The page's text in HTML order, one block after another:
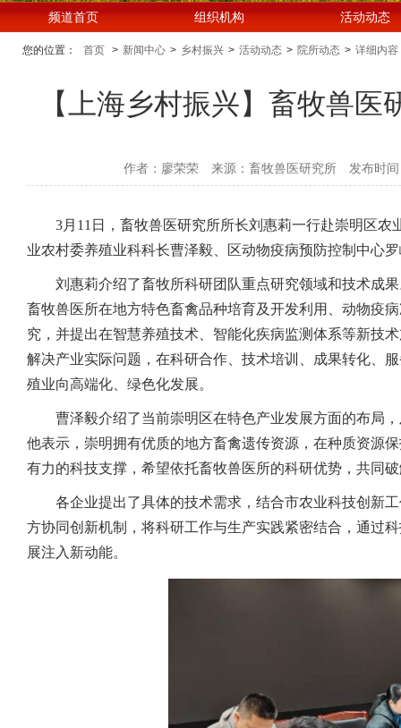
频道首页 组织机构 活动动态
您的位置： 首页 > 新闻中心 > 乡村振兴 > 活动动态 > 院所动态 > 详细内容
【上海乡村振兴】畜牧兽
作者：廖荣荣 来源：畜牧兽医研究所 发布时
3月11日，畜牧兽医研究所所长刘惠莉一行赴崇明区
业农村委养殖业科科长曹泽毅、区动物疫病预防控制中心
刘惠莉介绍了畜牧所科研团队重点研究领域和技术成
畜牧兽医所在地方特色畜禽品种培育及开发利用、动物疫
究，并提出在智慧养殖技术、智能化疾病监测体系等新技
解决产业实际问题，在科研合作、技术培训、成果转化、
殖业向高端化、绿色化发展。
曹泽毅介绍了当前崇明区在特色产业发展方面的布局
他表示，崇明拥有优质的地方畜禽遗传资源，在种质资源
有力的科技支撑，希望依托畜牧兽医所的科研优势，共同
各企业提出了具体的技术需求，结合市农业科技创新
方协同创新机制，将科研工作与生产实践紧密结合，通过
展注入新动能。